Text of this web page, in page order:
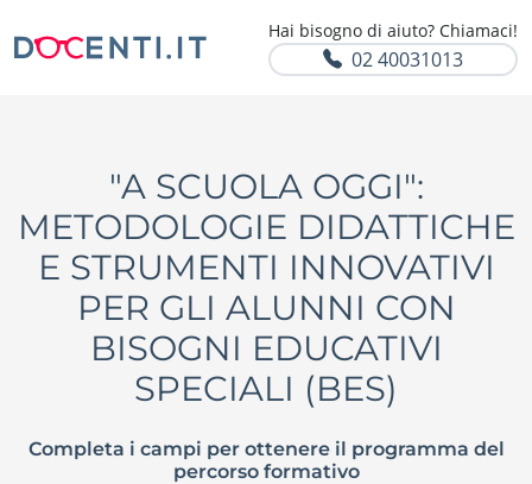
Hai bisogno di aiuto? Chiamaci!
02 40031013
"A SCUOLA OGGI":
METODOLOGIE DIDATTICHE
E STRUMENTI INNOVATIVI
PER GLI ALUNNI CON
BISOGNI EDUCATIVI
SPECIALI (BES)
Completa i campi per ottenere il programma del
percorso formativo